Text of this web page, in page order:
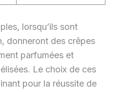
lorsqu’ils sont
donneront des crêpes
parfumées et
Le choix de ces
pour la réussite de